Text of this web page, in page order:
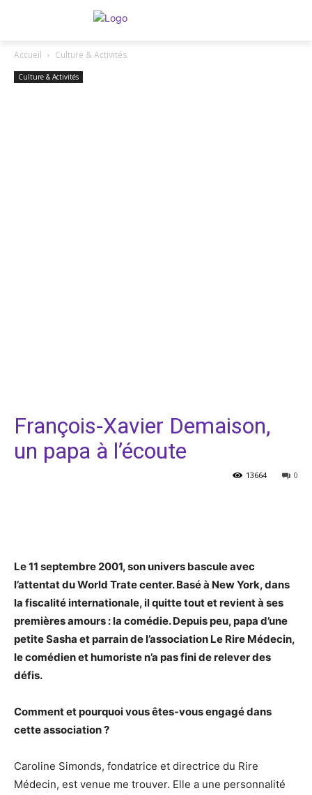
Accueil Culture & Activités
Culture & Activités
François-Xavier Demaison,
un papa à l’écoute
0
13664
Le 11 septembre 2001, son univers bascule avec
l’attentat du World Trate center. Basé à New York, dans
la fiscalité internationale, il quitte tout et revient à ses
premières amours : la comédie. Depuis peu, papa d’une
petite Sasha et parrain de l’association Le Rire Médecin,
le comédien et humoriste n’a pas fini de relever des
défis.
Comment et pourquoi vous êtes-vous engagé dans
cette association ?
Caroline Simonds, fondatrice et directrice du Rire
Médecin, est venue me trouver. Elle a une personnalité